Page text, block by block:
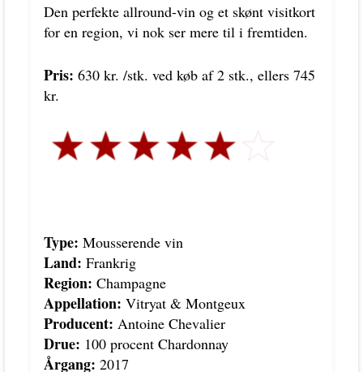
Den perfekte allround-vin og et skønt visitkort
for en region, vi nok ser mere til i fremtiden.
Pris: 630 kr. /stk. ved køb af 2 stk., ellers 745
kr.
Type: Mousserende vin
Land: Frankrig
Region: Champagne
Appellation: Vitryat & Montgeux
Producent: Antoine Chevalier
Drue: 100 procent Chardonnay
Årgang: 2017